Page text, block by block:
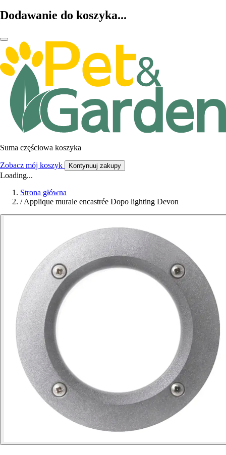
Dodawanie do koszyka...
Suma częściowa koszyka
Zobacz mój koszyk Kontynuuj zakupy
Loading...
Strona główna
/ Applique murale encastrée Dopo lighting Devon